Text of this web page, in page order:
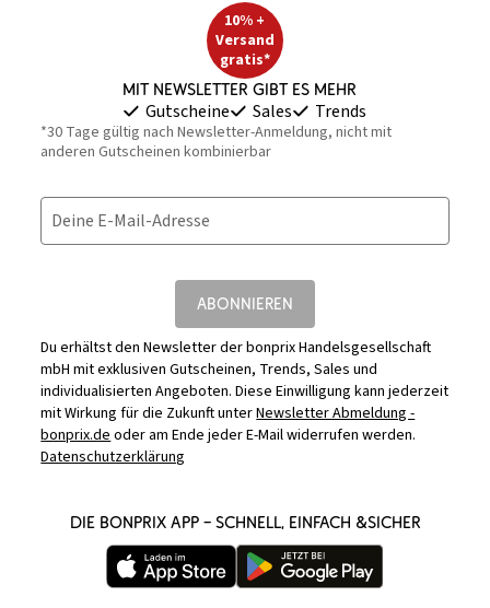
10% +
Versand
gratis*
Mit Newsletter gibt es mehr
Gutscheine Sales Trends
*30 Tage gültig nach Newsletter-Anmeldung, nicht mit
anderen Gutscheinen kombinierbar
Deine E-Mail-Adresse
ABONNIEREN
Du erhältst den Newsletter der bonprix Handelsgesellschaft
mbH mit exklusiven Gutscheinen, Trends, Sales und
individualisierten Angeboten. Diese Einwilligung kann jederzeit
mit Wirkung für die Zukunft unterNewsletter Abmeldung -
bonprix.deoder am Ende jeder E-Mail widerrufen werden.
Datenschutzerklärung
DIE BONPRIX APP – SCHNELL, EINFACH &SICHER